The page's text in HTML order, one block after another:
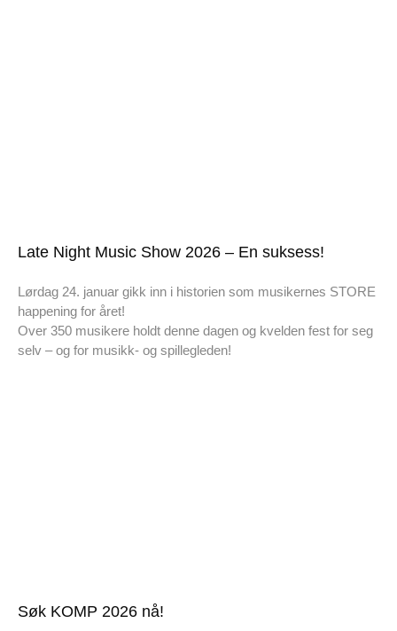
Late Night Music Show 2026 – En suksess!
Lørdag 24. januar gikk inn i historien som musikernes STORE
happening for året!
Over 350 musikere holdt denne dagen og kvelden fest for seg
selv – og for musikk- og spillegleden!
Søk KOMP 2026 nå!